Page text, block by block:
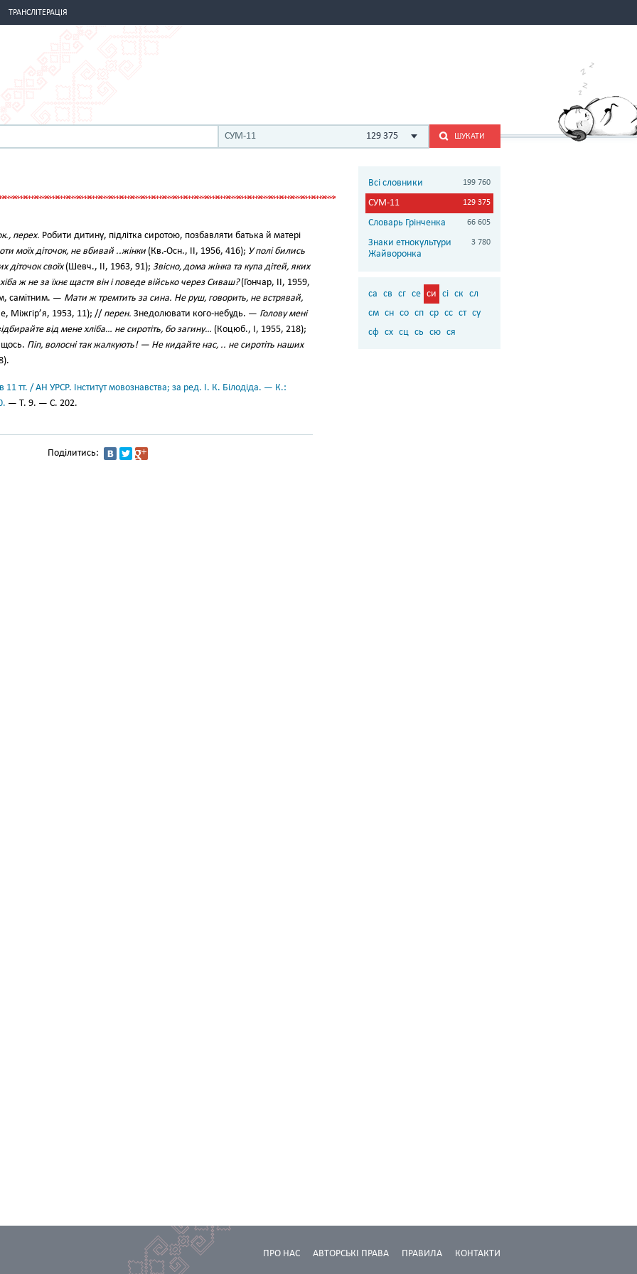
ТРАНСЛІТЕРАЦІЯ
СУМ-11 129 375 ШУКАТИ
перех. Робити дитину, підлітка сиротою, позбавляти батька й матері
моїх діточок, не вбивай ..жінки (Кв.-Осн., II, 1956, 416); У полі бились
діточок своїх(Шевч., II, 1963, 91); Звісно, дома жінка та купа дітей, яких
ж не за їхнє щастя він і поведе військо через Сиваш?(Гончар, II, 1959,
самітним. — Мати ж тремтить за сина. Не руш, говорить, не встрявай,
Міжгір’я, 1953, 11); // перен. Знедолювати кого-небудь. — Голову мені
від мене хліба… не сиротіть, бо загину… (Коцюб., І, 1955, 218);
Піп, волосні так жалкують! — Не кидайте нас, .. не сиротіть наших
11 тт. / АН УРСР. Інститут мовознавства; за ред. І. К. Білодіда. — К.:
— Т. 9. — С. 202.
Поділитись:
Всі словники 199 760
СУМ-11 129 375
Словарь Грінченка 66 605
Знаки етнокультури
Жайворонка
3 780
са св сг се си сі ск сл
см сн со сп ср сс ст су
сф сх сц сь сю ся
КОНТАКТИ
ПРАВИЛА
АВТОРСЬКІ ПРАВА
ПРО НАС